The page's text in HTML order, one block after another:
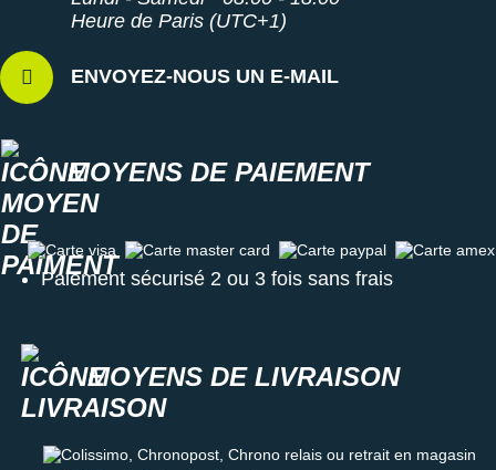
Heure de Paris (UTC+1)
ENVOYEZ-NOUS UN E-MAIL
MOYENS DE PAIEMENT
Carte visa Carte master card Carte paypal Carte amex
Paiement sécurisé 2 ou 3 fois sans frais
MOYENS DE LIVRAISON
Colissimo, Chronopost, Chrono relais ou retrait en magasin